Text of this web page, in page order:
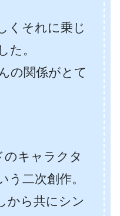
くそれに乗じ
た。
の関係がとて
キャラクタ
う二次創作。
から共にシン